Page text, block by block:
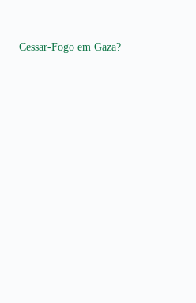
Cessar-Fogo em Gaza?